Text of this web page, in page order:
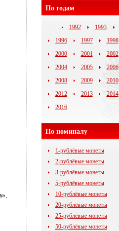
,
По годам
1992 1993
1996
1997 1998
2000
2001 2002
2004
2005 2006
2008
2009 2010
2012
2013 2014
2016
По номиналу
1-рублёвые монеты
2-рублёвые монеты
3-рублёвые монеты
5-рублёвые монеты
10-рублёвые монеты
20-рублёвые монеты
25-рублёвые монеты
50-рублёвые монеты